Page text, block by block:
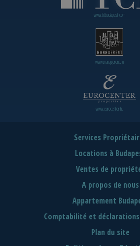
www.tclbudapest.com
www.managerent.hu
www.eurocenter.hu
Services
Locations à
Ventes de
A propos de nous
Appartement
Comptabilité et déclarations
Plan du site